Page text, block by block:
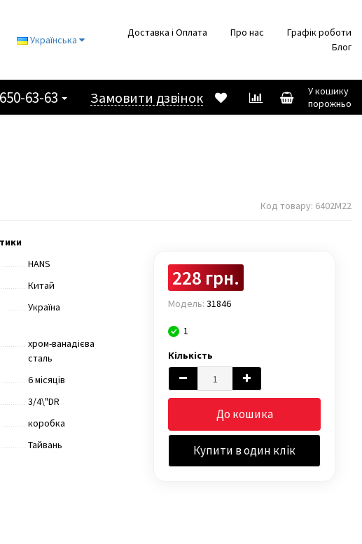
Українська
Доставка і Оплата Про нас
Графік роботи
Блог
63-63 Замовити дзвінок
У кошику
порожньо
Код товару: 6402М22
HANS
Китай
Україна
хром-ванадієва
сталь
6 місяців
3/4\"DR
коробка
Тайвань
228 грн.
Модель: 31846
1
Кількість
До кошика
Купити в один клік